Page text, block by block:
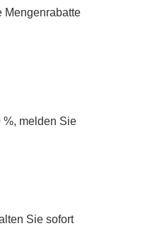
Mengenrabatte
melden Sie
Sie sofort